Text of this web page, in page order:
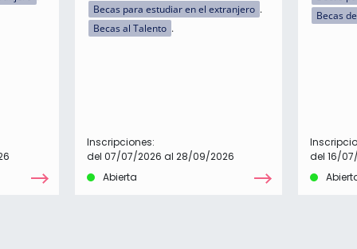
Becas para estudiar en el extranjero
Becas al Talento
Inscripciones:
del 07/07/2026 al 28/09/2026
Abierta
Becas
del 16/